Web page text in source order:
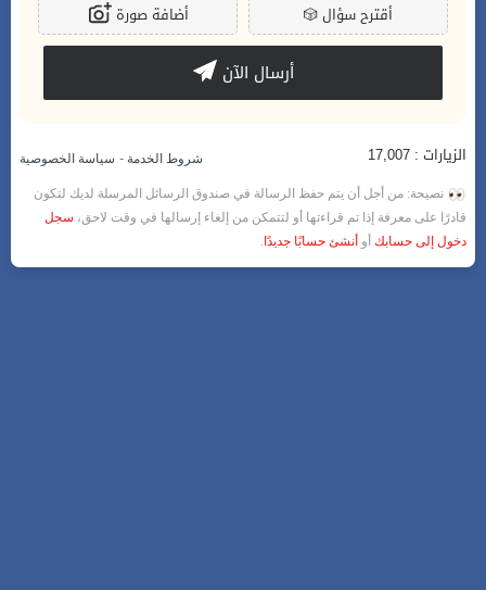
🎲أقترح سؤال أضافة صورة
أرسال الآن
الزيارات : 17,007 شروط الخدمة - سياسة الخصوصية
نصيحة: من أجل أن يتم حفظ الرسالة في صندوق الرسائل المرسلة لديك لتكون
قادرًا على معرفة إذا تم قراءتها أو لتتمكن من إلغاء إرسالها في وقت لاحق، سجل
دخول إلى حسابك أو أنشئ حسابًا جديدًا .